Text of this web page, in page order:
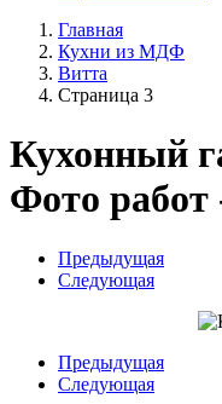
Главная
Кухни из МДФ
Витта
Страница 3
Кухонный
Фото работ
Предыдущая
Следующая
Предыдущая
Следующая